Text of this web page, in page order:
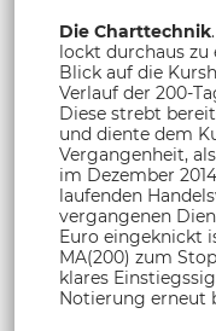
Die Charttechnik
lockt durchaus
Blick auf die
Verlauf der 200-
Diese strebt
und diente dem
Vergangenheit,
im Dezember
laufenden
vergangenen
Euro eingeknickt
MA(200) zum
klares
Notierung erneut